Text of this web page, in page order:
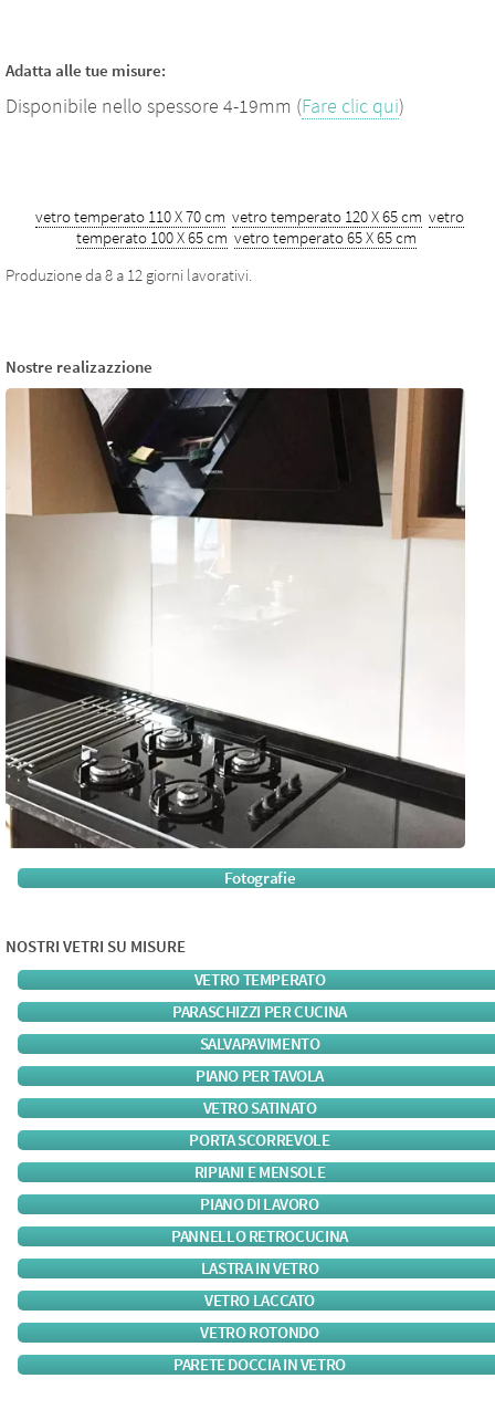
Adatta alle tue misure:
Disponibile nello spessore 4-19mm (Fare clic qui)
vetro temperato 110 X 70 cm vetro temperato 120 X 65 cm vetro
temperato 100 X 65 cm vetro temperato 65 X 65 cm
Produzione da 8 a 12 giorni lavorativi.
Nostre realizazzione
Fotografie
NOSTRI VETRI SU MISURE
VETRO TEMPERATO
PARASCHIZZI PER CUCINA
SALVAPAVIMENTO
PIANO PER TAVOLA
VETRO SATINATO
PORTA SCORREVOLE
RIPIANI E MENSOLE
PIANO DI LAVORO
PANNELLO RETROCUCINA
LASTRA IN VETRO
VETRO LACCATO
VETRO ROTONDO
PARETE DOCCIA IN VETRO